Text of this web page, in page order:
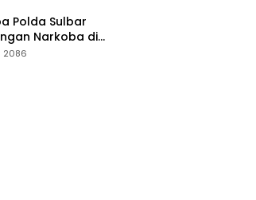
Polda Sulbar
Narkoba di
Ditangkap! Jejak
2086